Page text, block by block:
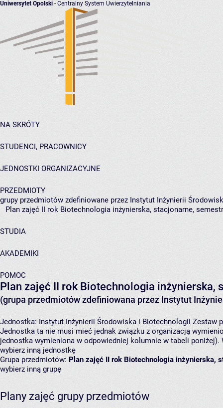
Uniwersytet Opolski - Centralny System Uwierzytelniania
NA SKRÓTY
STUDENCI, PRACOWNICY
JEDNOSTKI ORGANIZACYJNE
PRZEDMIOTY
grupy przedmiotów zdefiniowane przez Instytut Inżynierii
Plan zajęć II rok Biotechnologia inżynierska, stacjonarne,
STUDIA
AKADEMIKI
POMOC
Plan zajęć II rok Biotechnologia
(grupa przedmiotów zdefiniowana przez Instytut
Jednostka: Instytut Inżynierii Środowiska i Biotechnologii Zestaw
Jednostka ta nie musi mieć jednak związku z organizacją
jednostka wymieniona w odpowiedniej kolumnie w tabeli
wybierz inną jednostkę
Grupa przedmiotów: Plan zajęć II rok Biotechnologia inżynierska,
wybierz inną grupę
Plany zajęć grupy przedmiotów